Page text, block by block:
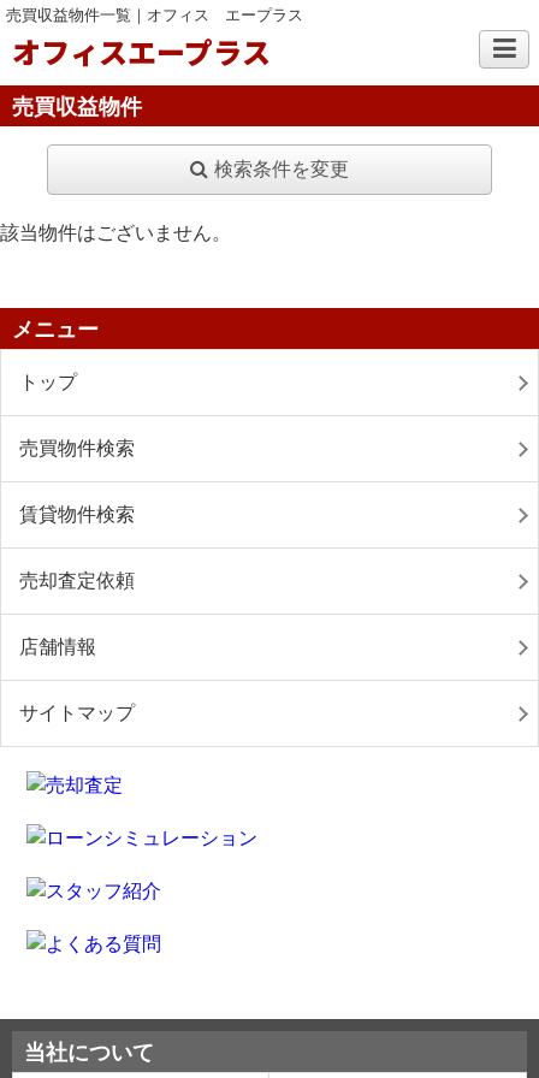
売買収益物件一覧｜オフィス エープラス
オフィスエープラス
売買収益物件
検索条件を変更
該当物件はございません。
メニュー
トップ
売買物件検索
賃貸物件検索
売却査定依頼
店舗情報
サイトマップ
当社について